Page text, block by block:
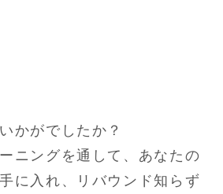
かがでしたか？
ニングを通して、あなたの
に入れ、リバウンド知らず